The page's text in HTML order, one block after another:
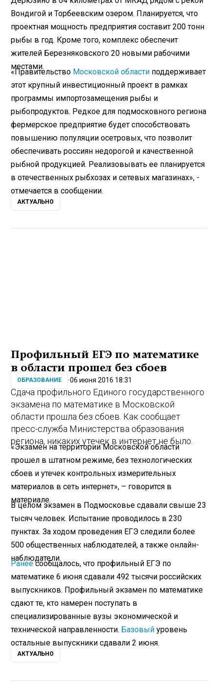
Вондигой и Торбеевским озером. Планируется, что
проектная мощность предприятия составит 200 тонн
рыбы в год. Кроме того, комплекс обеспечит
жителей Березняковского 20 новыми рабочими
местами.
«Правительство Московской области поддерживает
этот крупный инвестиционный проект в рамках
программы импортозамещения рыбы и
рыбопродуктов. Редкое для подмосковного региона
фермерское предприятие будет способствовать
повышению популяции осетровых, что позволит
обеспечивать россиян недорогой и качественной
рыбной продукцией. Реализовывать ее планируется
в отечественных рыбхозах и сетевых магазинах», -
отмечается в сообщении.
АКТУАЛЬНО
Профильный ЕГЭ по математике
в области прошел без сбоев
ОБРАЗОВАНИЕ 06 июня 2016 18:31
Сдача профильного Единого государственного
экзамена по математике в Московской
области прошла без сбоев. Как сообщает
пресс-служба Министерства образования
региона, никаких утечек в интернет не было.
«Экзамен на территории Московской области
прошел в штатном режиме, без технологических
сбоев и утечек контрольных измерительных
материалов в сеть интернет», – говорится в
материале.
В целом экзамен в Подмосковье сдавали свыше 23
тысяч человек. Испытание проводилось в 230
пунктах. За ходом проведения ЕГЭ следили более
500 общественных наблюдателей, а также онлайн-
наблюдатели.
Ранеесообщалось, что профильный ЕГЭ по
математике 6 июня сдавали 492 тысячи российских
выпускников. Профильный экзамен по математике
сдают те, кто намерен поступать в
специализированные вузы экономической и
технической направленности. Базовый уровень
остальные выпускники сдавали 2 июня.
АКТУАЛЬНО